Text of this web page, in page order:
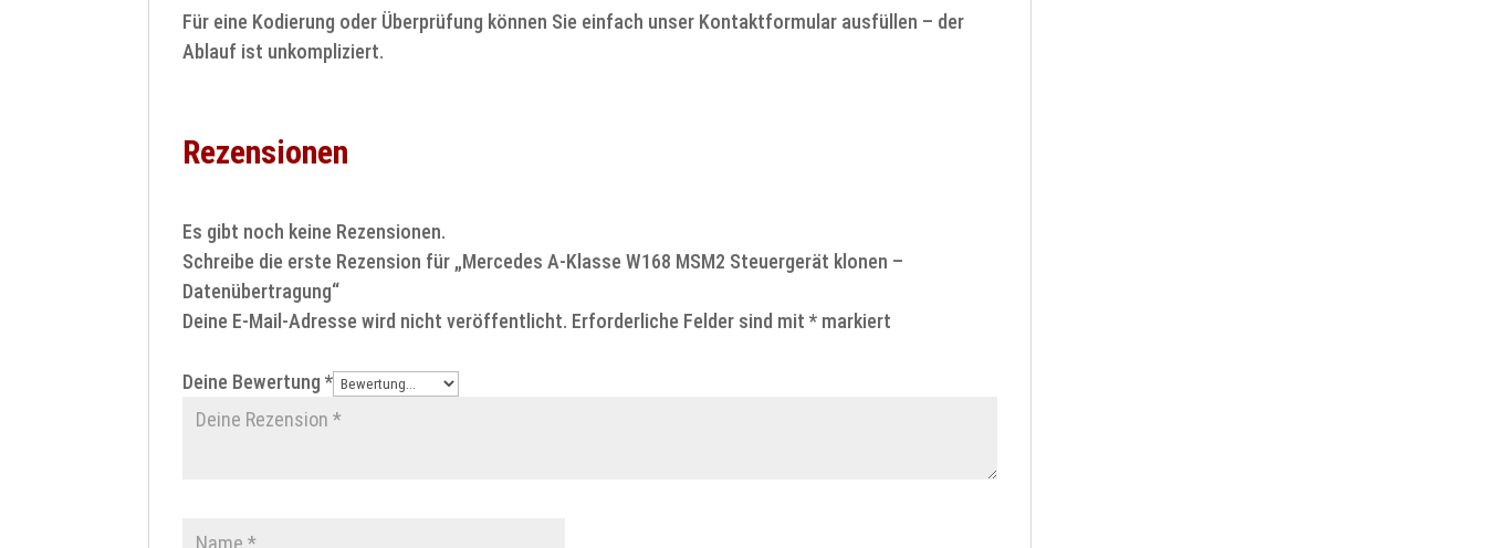
Für eine Kodierung oder Überprüfung können Sie einfach unser Kontaktformular ausfüllen – der
Ablauf ist unkompliziert.
Rezensionen
Es gibt noch keine Rezensionen.
Schreibe die erste Rezension für „Mercedes A-Klasse W168 MSM2 Steuergerät klonen –
Datenübertragung“
Deine E-Mail-Adresse wird nicht veröffentlicht. Erforderliche Felder sind mit* markiert
Deine Bewertung*